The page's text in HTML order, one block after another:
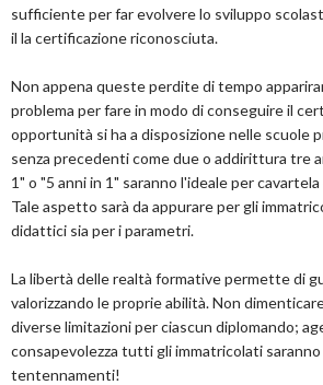
sufficiente per far evolvere lo sviluppo
il la certificazione riconosciuta.
Non appena queste perdite di tempo
problema per fare in modo di conseguire il
opportunità si ha a disposizione nelle scuole
senza precedenti come due o addirittura tre
1" o "5 anni in 1" saranno l'ideale per
Tale aspetto sarà da appurare per gli
didattici sia per i parametri.
La libertà delle realtà formative permette di
valorizzando le proprie abilità. Non
diverse limitazioni per ciascun diplomando;
consapevolezza tutti gli immatricolati saranno
tentennamenti!